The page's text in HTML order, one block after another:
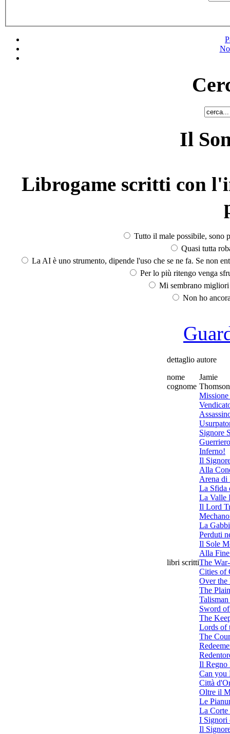
Il
Librogame scritti con
Tutto il male possibile, sono
Quasi tutta
La AI è uno strumento, dipende l'uso che se ne fa. Se non
Per lo più ritengo venga
Mi sembrano
Non ho
dettaglio autore
nome
Jamie
cognome Thomson
libri scritti
Missione
Signore
Inferno!
Il
Alla
Arena di
La Sfida
La Valle
Il Lord
La
Perduti
Il Sole
Alla
The
Cities of
Over the
The
Sword
The
Lords of
The
Il Regno
Can you
Città
Oltre il
Le
La Corte
I Signori
Il